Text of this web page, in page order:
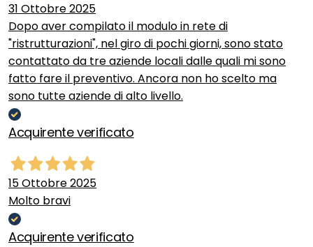
31 Ottobre 2025
Dopo aver compilato il modulo in rete di
"ristrutturazioni", nel giro di pochi giorni, sono stato
contattato da tre aziende locali dalle quali mi sono
fatto fare il preventivo. Ancora non ho scelto ma
sono tutte aziende di alto livello.
Acquirente verificato
15 Ottobre 2025
Molto bravi
Acquirente verificato